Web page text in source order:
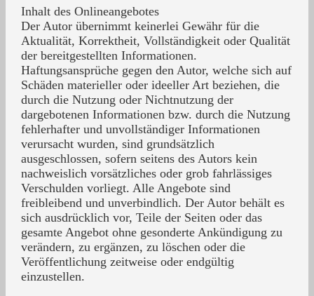
Inhalt des Onlineangebotes
Der Autor übernimmt keinerlei Gewähr für die
Aktualität, Korrektheit, Vollständigkeit oder Qualität
der bereitgestellten Informationen.
Haftungsansprüche gegen den Autor, welche sich auf
Schäden materieller oder ideeller Art beziehen, die
durch die Nutzung oder Nichtnutzung der
dargebotenen Informationen bzw. durch die Nutzung
fehlerhafter und unvollständiger Informationen
verursacht wurden, sind grundsätzlich
ausgeschlossen, sofern seitens des Autors kein
nachweislich vorsätzliches oder grob fahrlässiges
Verschulden vorliegt. Alle Angebote sind
freibleibend und unverbindlich. Der Autor behält es
sich ausdrücklich vor, Teile der Seiten oder das
gesamte Angebot ohne gesonderte Ankündigung zu
verändern, zu ergänzen, zu löschen oder die
Veröffentlichung zeitweise oder endgültig
einzustellen.